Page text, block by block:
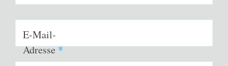
E-Mail-
Adresse*